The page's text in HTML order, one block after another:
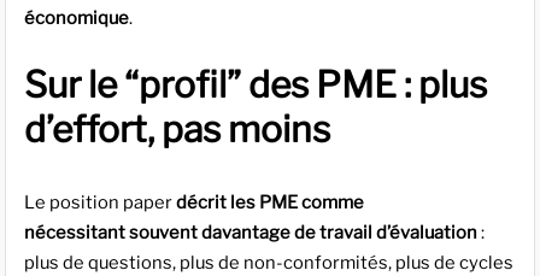
économique.
Sur le “profil” des PME : plus
d’effort, pas moins
Le position paperdécrit les PME comme
nécessitant souvent davantage de travail d’évaluation:
plus de questions, plus de non-conformités, plus de cycles